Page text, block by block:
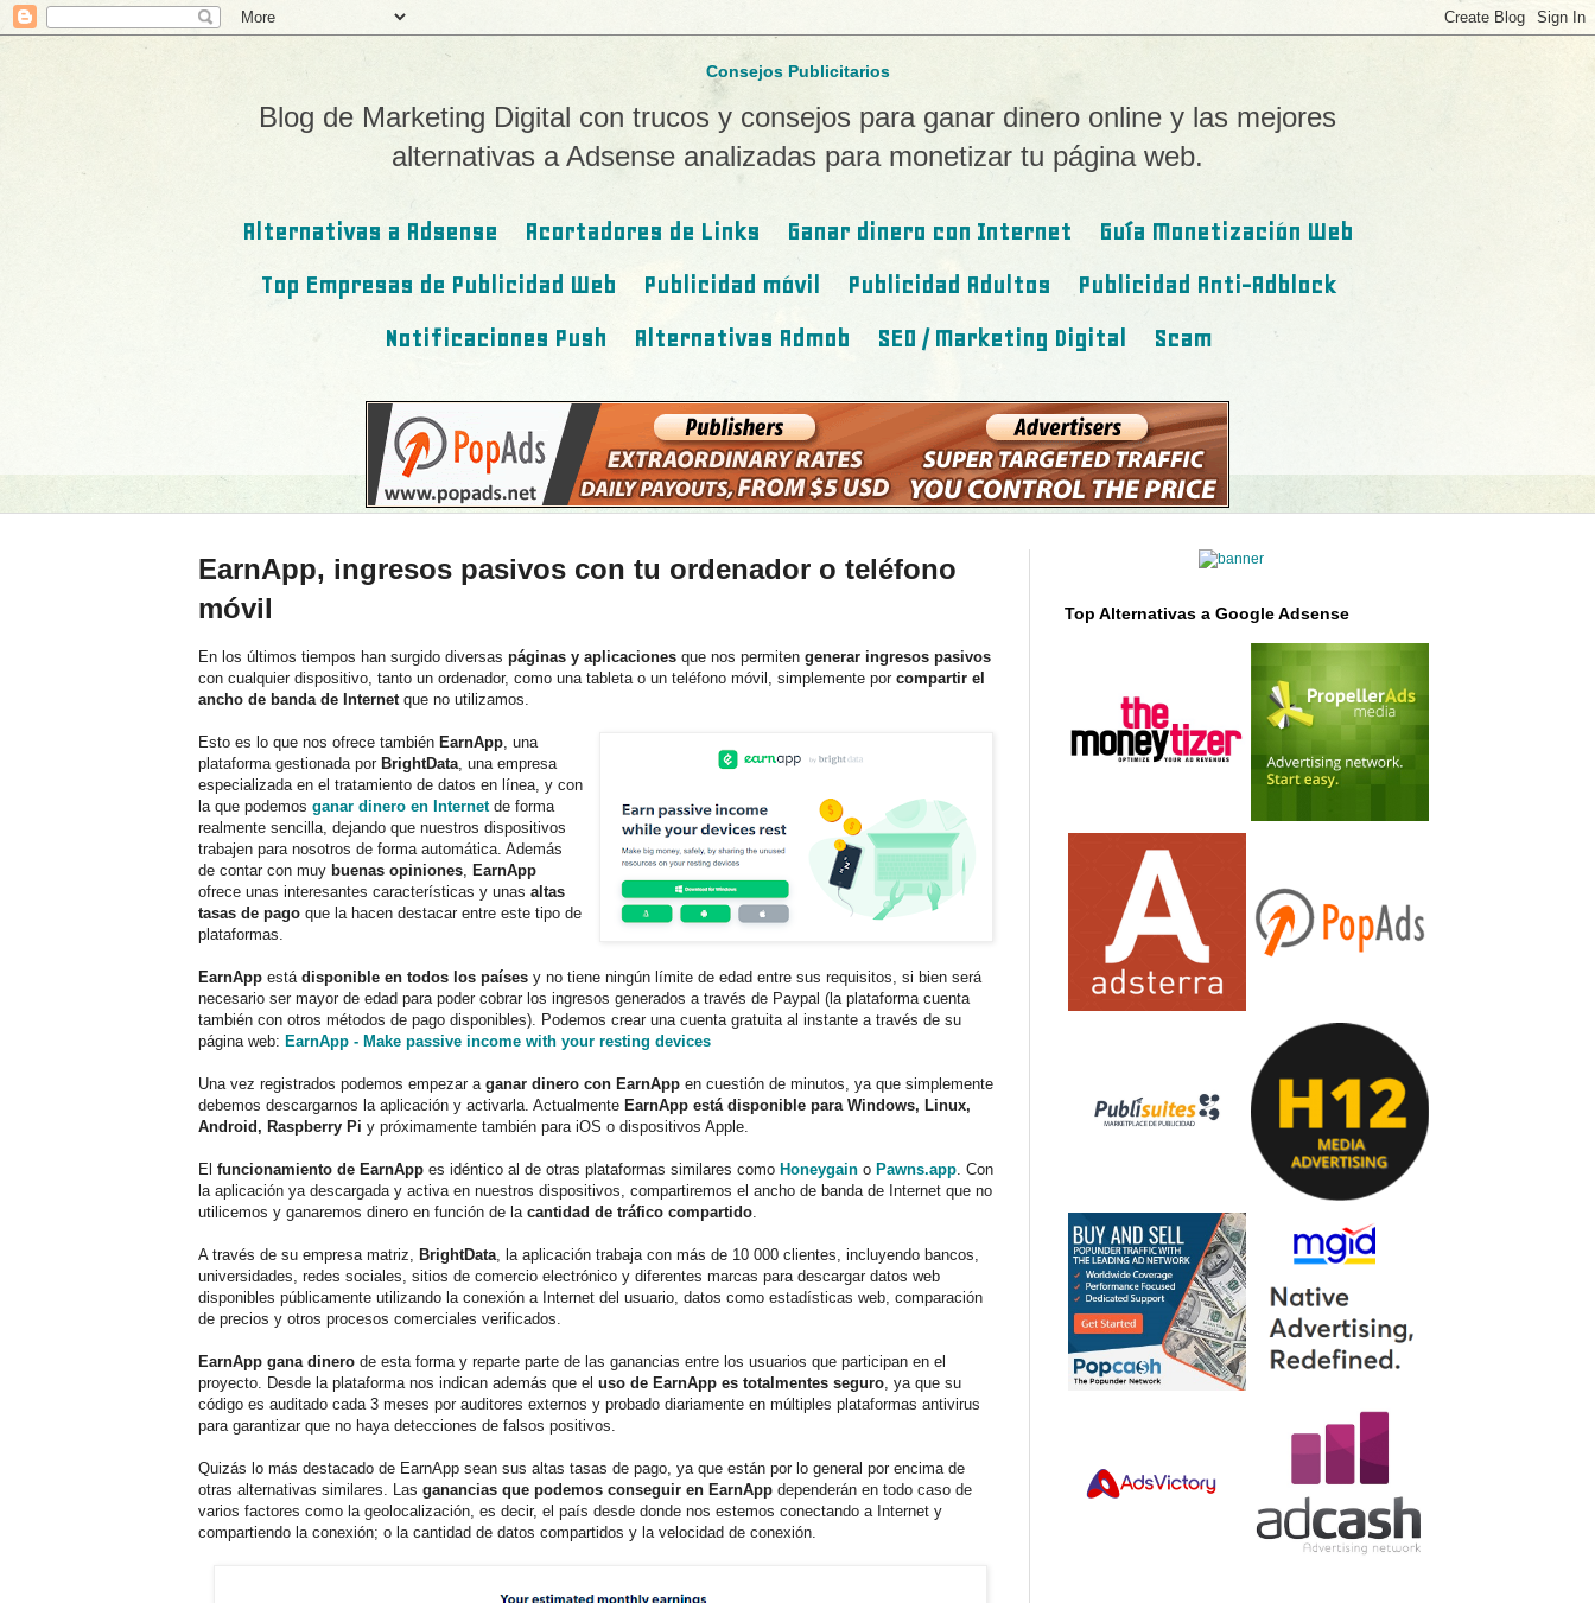
Consejos Publicitarios
Blog de Marketing Digital con trucos y consejos para ganar dinero online y las mejores
alternativas a Adsense analizadas para monetizar tu página web.
Alternativas a Adsense Acortadores de Links Ganar dinero con Internet
Guía Monetización Web
Top Empresas de Publicidad Web
Publicidad móvil Publicidad Adultos
Publicidad Anti-Adblock
Notificaciones Push
Alternativas Admob SEO / Marketing Digital Scam
EarnApp, ingresos pasivos con tu ordenador o teléfono
móvil
En los últimos tiempos han surgido diversas páginas y aplicaciones que nos permiten generar ingresos pasivos
con cualquier dispositivo, tanto un ordenador, como una tableta o un teléfono móvil, simplemente por compartir el
ancho de banda de Internetque no utilizamos.
Esto es lo que nos ofrece también EarnApp, una
plataforma gestionada por BrightData, una empresa
especializada en el tratamiento de datos en línea, y con
la que podemos ganar dinero en Internet de forma
realmente sencilla, dejando que nuestros dispositivos
trabajen para nosotros de forma automática. Además
de contar con muy buenas opiniones, EarnApp
ofrece unas interesantes características y unas altas
tasas de pago que la hacen destacar entre este tipo de
plataformas.
EarnApp está disponible en todos los países y no tiene ningún límite de edad entre sus requisitos, si bien será
necesario ser mayor de edad para poder cobrar los ingresos generados a través de Paypal (la plataforma cuenta
también con otros métodos de pago disponibles). Podemos crear una cuenta gratuita al instante a través de su
página web: EarnApp - Make passive income with your resting devices
Una vez registrados podemos empezar a ganar dinero con EarnApp en cuestión de minutos, ya que simplemente
debemos descargarnos la aplicación y activarla. Actualmente EarnApp está disponible para Windows, Linux,
Android, Raspberry Pi y próximamente también para iOS o dispositivos Apple.
El funcionamiento de EarnApp es idéntico al de otras plataformas similares como Honeygain o Pawns.app. Con
la aplicación ya descargada y activa en nuestros dispositivos, compartiremos el ancho de banda de Internet que no
utilicemos y ganaremos dinero en función de la cantidad de tráfico compartido.
A través de su empresa matriz, BrightData, la aplicación trabaja con más de 10 000 clientes, incluyendo bancos,
universidades, redes sociales, sitios de comercio electrónico y diferentes marcas para descargar datos web
disponibles públicamente utilizando la conexión a Internet del usuario, datos como estadísticas web, comparación
de precios y otros procesos comerciales verificados.
EarnApp gana dinero de esta forma y reparte parte de las ganancias entre los usuarios que participan en el
proyecto. Desde la plataforma nos indican además que el uso de EarnApp es totalmentes seguro, ya que su
código es auditado cada 3 meses por auditores externos y probado diariamente en múltiples plataformas antivirus
para garantizar que no haya detecciones de falsos positivos.
Quizás lo más destacado de EarnApp sean sus altas tasas de pago, ya que están por lo general por encima de
otras alternativas similares. Las ganancias que podemos conseguir en EarnApp dependerán en todo caso de
varios factores como la geolocalización, es decir, el país desde donde nos estemos conectando a Internet y
compartiendo la conexión; o la cantidad de datos compartidos y la velocidad de conexión.
Top Alternativas a Google Adsense